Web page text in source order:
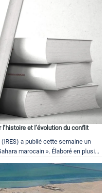
et l’évolution du conflit
a publié cette semaine un
marocain ». Élaboré en plusi...